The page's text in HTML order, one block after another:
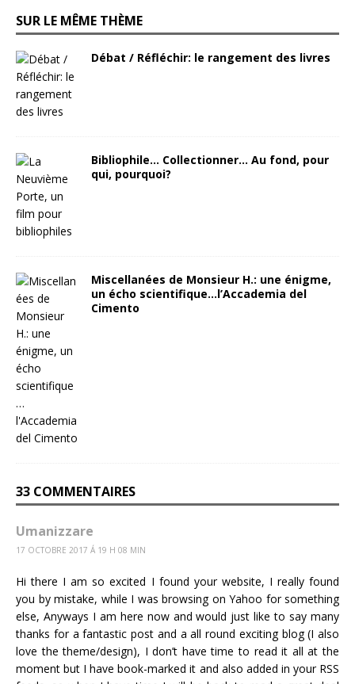
SUR LE MÊME THÈME
Débat / Réfléchir: le rangement des livres
Bibliophile… Collectionner… Au fond, pour
qui, pourquoi?
Miscellanées de Monsieur H.: une énigme,
un écho scientifique…l’Accademia del
Cimento
33 COMMENTAIRES
Umanizzare
17 OCTOBRE 2017 Á 19 H 08 MIN
Hi there I am so excited I found your website, I really found
you by mistake, while I was browsing on Yahoo for something
else, Anyways I am here now and would just like to say many
thanks for a fantastic post and a all round exciting blog (I also
love the theme/design), I don’t have time to read it all at the
moment but I have book-marked it and also added in your RSS